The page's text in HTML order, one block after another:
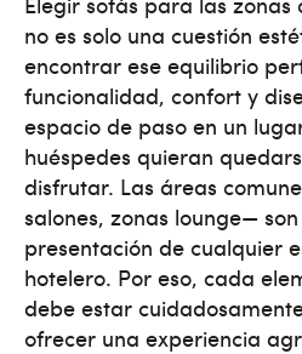
no es solo una cuestión
encontrar ese equilibrio
funcionalidad, confort y
espacio de paso en un
huéspedes quieran
disfrutar. Las áreas
salones, zonas lounge—
presentación de cualquier
hotelero. Por eso, cada
debe estar
ofrecer una experiencia